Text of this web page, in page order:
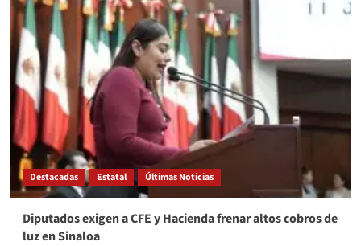
Destacadas Estatal Últimas Noticias
Diputados exigen a CFE y Hacienda frenar altos cobros de
luz en Sinaloa